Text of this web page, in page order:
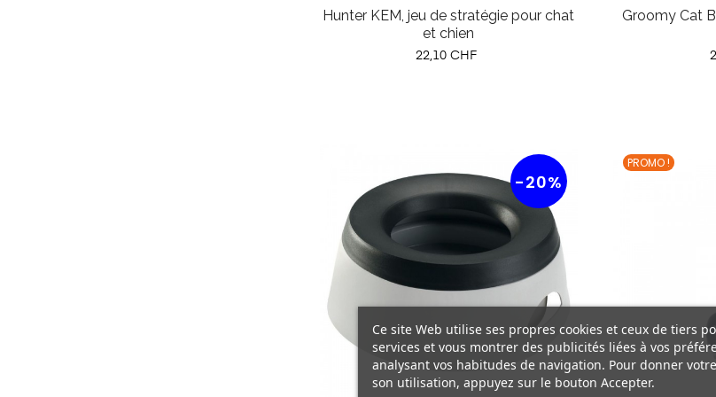
Hunter KEM, jeu de stratégie pour chat
et chien
Prix
22,10 CHF
Groomy Cat
-20%
PROMO !
Ce site Web utilise ses propres cookies et ceux de tiers
services et vous montrer des publicités liées à vos
analysant vos habitudes de navigation. Pour donner
son utilisation, appuyez sur le bouton Accepter.